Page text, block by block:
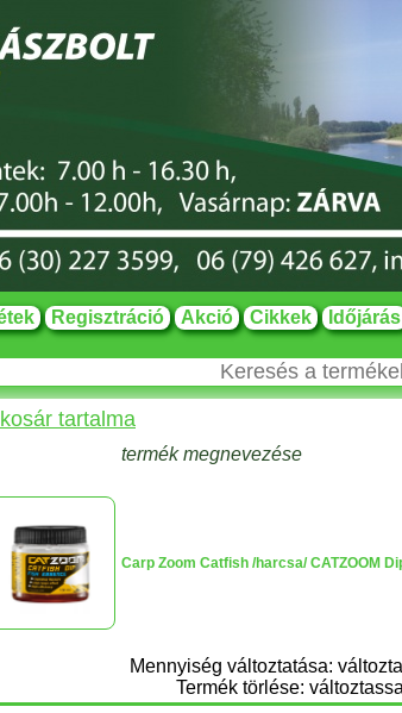
Regisztráció Akció Cikkek Időjárás
tartalma
termék megnevezése
Carp Zoom Catfish /harcsa/ CATZOOM
Mennyiség változtatása:
Termék törlése: